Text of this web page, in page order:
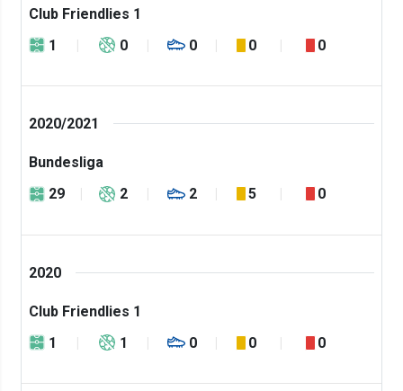
Club Friendlies 1
1
0 0 0 0
2020/2021
Bundesliga
29
2 2 5 0
2020
Club Friendlies 1
1
1 0 0 0